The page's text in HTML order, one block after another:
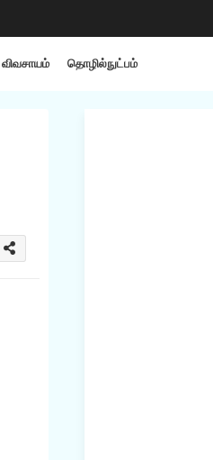
விவசாயம் தொழில்நுட்பம்